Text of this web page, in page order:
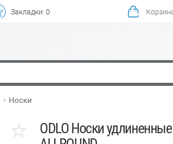
Закладки: 0
Носки
ODLO Носки